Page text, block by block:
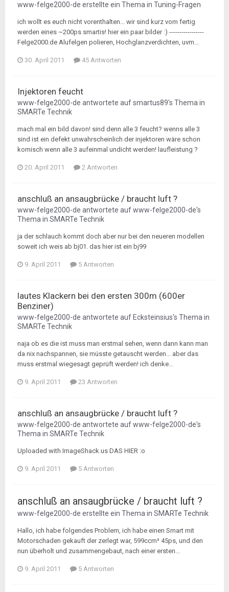
www-felge2000-de erstellte ein Thema in Tuning-Fragen
ich wollt es euch nicht vorenthalten... wir sind kurz vom fertig
werden eines ~200ps smartis! hier ein paar bilder :) -----------------
Felge2000.de Alufelgen polieren, Hochglanzverdichten, uvm...
30. April 2011 45 Antworten
Injektoren feucht
www-felge2000-de antwortete aufsmartus89's Thema in
SMARTe Technik
mach mal ein bild davon! sind denn alle 3 feucht? wenns alle 3
sind ist ein defekt unwahrscheinlich der injektoren wäre schon
komisch wenn alle 3 aufeinmal undicht werden! laufleistung ?
20. April 2011 2 Antworten
anschluß an ansaugbrücke / braucht luft ?
www-felge2000-de antwortete aufwww-felge2000-de's
Thema in SMARTe Technik
ja der schlauch kommt doch aber nur bei den neueren modellen
soweit ich weis ab bj01. das hier ist ein bj99
9. April 2011 5 Antworten
lautes Klackern bei den ersten 300m (600er
Benziner)
www-felge2000-de antwortete auf Ecksteinsius's Thema in
SMARTe Technik
naja ob es die ist muss man erstmal sehen, wenn dann kann man
da nix nachspannen, sie müsste getauscht werden... aber das
muss erstmal wiegesagt geprüft werden! ich denke...
9. April 2011 23 Antworten
anschluß an ansaugbrücke / braucht luft ?
www-felge2000-de antwortete aufwww-felge2000-de's
Thema in SMARTe Technik
Uploaded with ImageShack.us DAS HIER :o
9. April 2011 5 Antworten
anschluß an ansaugbrücke / braucht luft ?
www-felge2000-de erstellte ein Thema in SMARTe Technik
Hallo, ich habe folgendes Problem, ich habe einen Smart mit
Motorschaden gekauft der zerlegt war, 599ccm³ 45ps, und den
nun überholt und zusammengebaut, nach einer ersten...
9. April 2011 5 Antworten